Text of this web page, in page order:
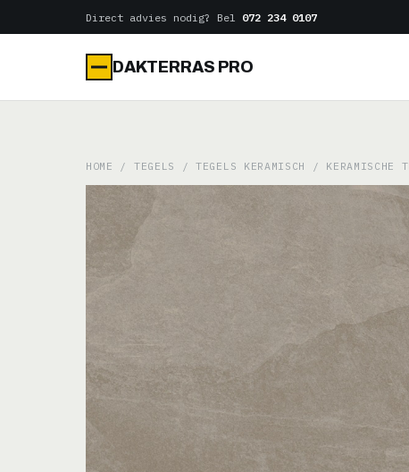
de
Direct advies nodig? Bel 072 234 0107
DAKTERRAS PRO
HOME / TEGELS /TEGELS KERAMISCH / KERAMISCHE